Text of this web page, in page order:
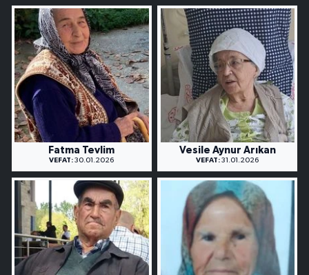
Fatma Tevlim
VEFAT: 30.01.2026
Vesile Aynur Arıkan
VEFAT: 31.01.2026